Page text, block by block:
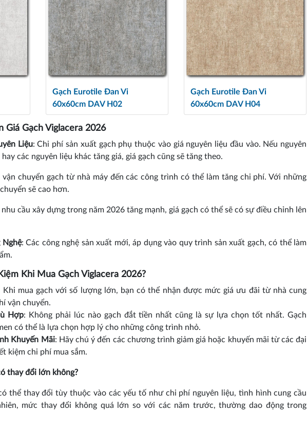
Gạch Eurotile Đan Vi
60x60cm DAV H02
Gạch Eurotile Đan Vi
60x60cm DAV H04
Giá Gạch Viglacera 2026
Liệu: Chi phí sản xuất gạch phụ thuộc vào giá nguyên liệu đầu vào. Nếu nguyên
các nguyên liệu khác tăng giá, giá gạch cũng sẽ tăng theo.
vận chuyển gạch từ nhà máy đến các công trình có thể làm tăng chi phí. Với những
sẽ cao hơn.
nhu cầu xây dựng trong năm 2026 tăng mạnh, giá gạch có thể sẽ có sự điều chỉnh lên
Nghệ: Các công nghệ sản xuất mới, áp dụng vào quy trình sản xuất gạch, có thể làm
Khi Mua Gạch Viglacera 2026?
Khi mua gạch với số lượng lớn, bạn có thể nhận được mức giá ưu đãi từ nhà cung
vận chuyển.
Hợp: Không phải lúc nào gạch đắt tiền nhất cũng là sự lựa chọn tốt nhất. Gạch
có thể là lựa chọn hợp lý cho những công trình nhỏ.
Khuyến Mãi: Hãy chú ý đến các chương trình giảm giá hoặc khuyến mãi từ các đại
kiệm chi phí mua sắm.
thay đổi lớn không?
thể thay đổi tùy thuộc vào các yếu tố như chi phí nguyên liệu, tình hình cung cầu
mức thay đổi không quá lớn so với các năm trước, thường dao động trong